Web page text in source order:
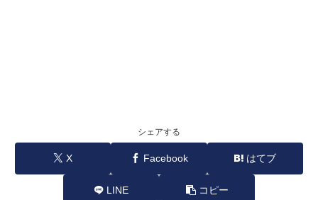
シェアする
X Facebook はてブ
LINE コピー